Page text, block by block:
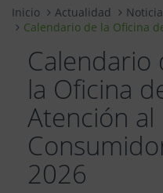
Inicio Actualidad
Calendario de la Oficina
Calendario
la Oficina
Atención al
2026